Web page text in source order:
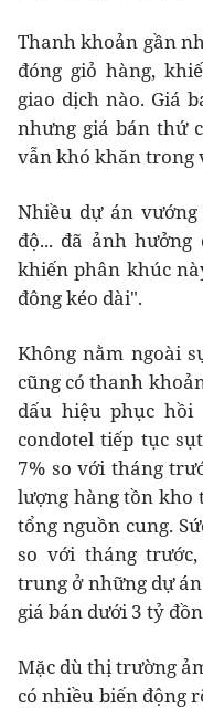
Thanh khoản gần
đóng giỏ hàng,
giao dịch nào. Giá
nhưng giá bán thứ
vẫn khó khăn trong
Nhiều dự án
độ... đã ảnh
khiến phân khúc
đông kéo dài".
Không nằm ngoài
cũng có thanh
dấu hiệu phục hồi
condotel tiếp tục
7% so với tháng
lượng hàng tồn kho
tổng nguồn cung.
so với tháng
trung ở những dự
giá bán dưới 3 tỷ
Mặc dù thị trường
có nhiều biến động